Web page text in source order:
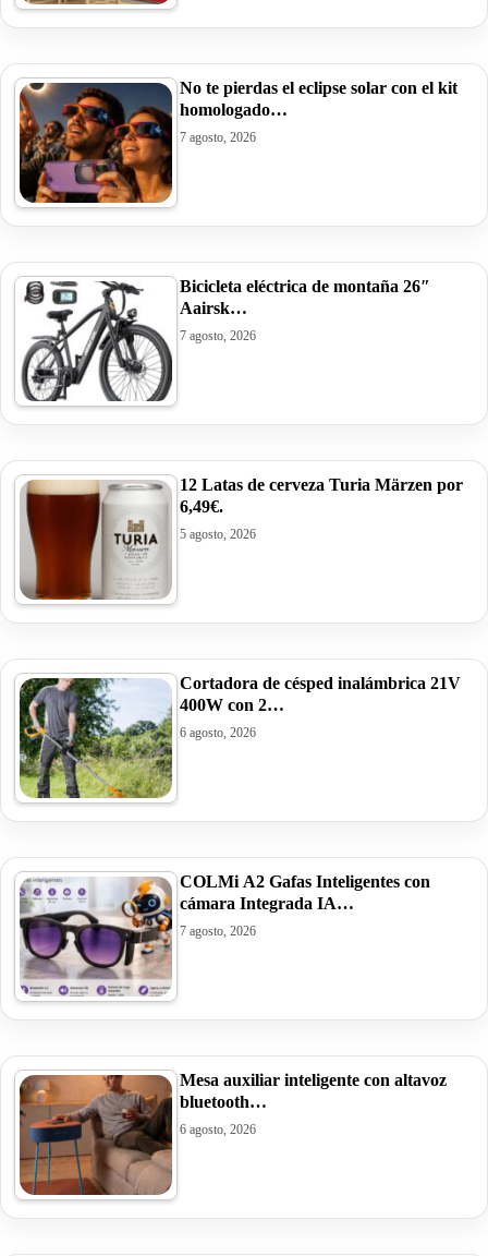
No te pierdas el eclipse solar con el kit
homologado…
7 agosto, 2026
Bicicleta eléctrica de montaña 26″
Aairsk…
7 agosto, 2026
12 Latas de cerveza Turia Märzen por
6,49€.
5 agosto, 2026
Cortadora de césped inalámbrica 21V
400W con 2…
6 agosto, 2026
COLMi A2 Gafas Inteligentes con
cámara Integrada IA…
7 agosto, 2026
Mesa auxiliar inteligente con altavoz
bluetooth…
6 agosto, 2026